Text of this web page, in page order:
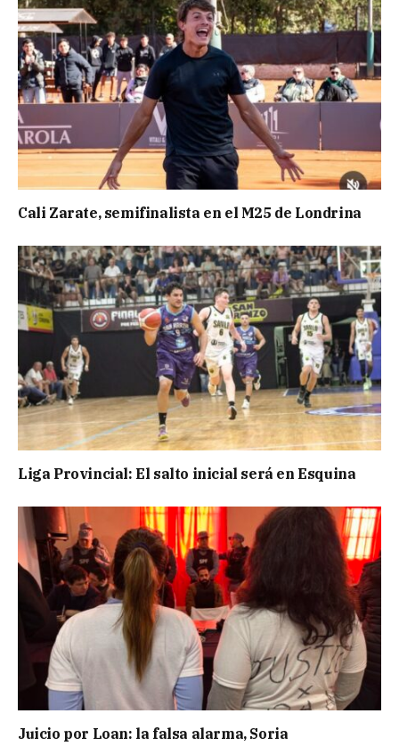
Cali Zarate, semifinalista en el M25 de Londrina
Liga Provincial: El salto inicial será en Esquina
Juicio por Loan: la falsa alarma, Soria